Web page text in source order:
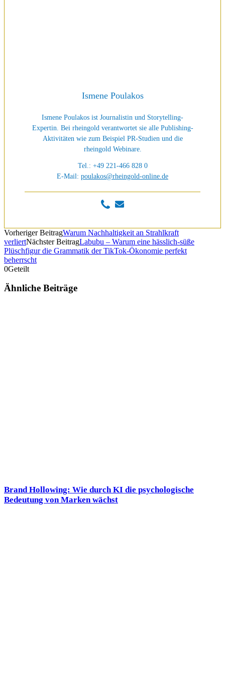
Ismene Poulakos
Ismene Poulakos ist Journalistin und Storytelling-
Expertin. Bei rheingold verantwortet sie alle Publishing-
Aktivitäten wie zum Beispiel PR-Studien und die
rheingold Webinare.
Tel.: +49 221-466 828 0
E-Mail: poulakos@rheingold-online.de
Vorheriger BeitragWarum Nachhaltigkeit an Strahlkraft
verliertNächster BeitragLabubu – Warum eine hässlich-süße
Plüschfigur die Grammatik der TikTok-Ökonomie perfekt
beherrscht
0Geteilt
Ähnliche Beiträge
Brand Hollowing: Wie durch KI die psychologische
Bedeutung von Marken wächst